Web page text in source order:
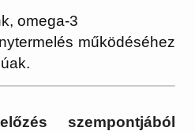
omega-3
működéséhez
szempontjából